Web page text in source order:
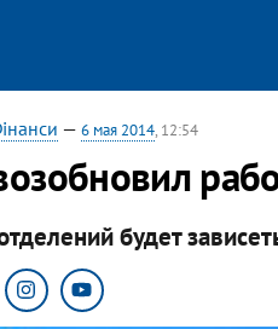
— 6 мая 2014, 12:54
будет